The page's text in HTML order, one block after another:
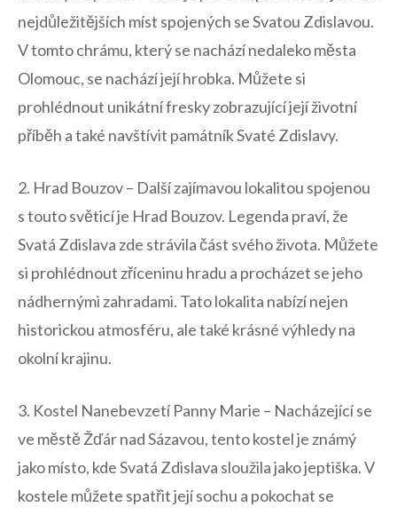
nejdůležitějších míst spojených se Svatou Zdislavou.
V tomto chrámu, který se nachází nedaleko města
Olomouc, se nachází její hrobka. Můžete si
prohlédnout unikátní fresky zobrazující její životní
příběh a ‍také navštívit památník Svaté​ Zdislavy.
2. Hrad Bouzov – Další zajímavou lokalitou spojenou
s touto světicí‌ je Hrad Bouzov. ⁣Legenda⁤ praví, že
Svatá Zdislava zde strávila část svého života.⁤ Můžete⁣
si⁢ prohlédnout zříceninu ⁢hradu a procházet se jeho
nádhernými zahradami. Tato lokalita nabízí‌ nejen
historickou atmosféru, ale také krásné výhledy na
okolní krajinu.
3. ‍Kostel Nanebevzetí⁢ Panny Marie – Nacházející se‍
ve městě Žďár nad Sázavou, tento kostel je známý
jako místo, kde Svatá Zdislava sloužila jako ​jeptiška. V
kostele můžete spatřit její sochu a pokochat se